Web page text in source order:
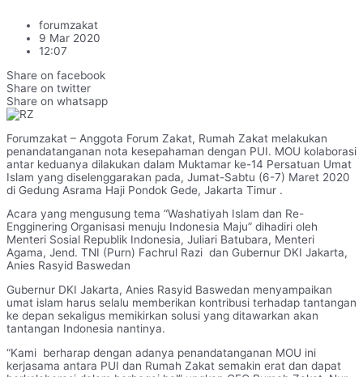
forumzakat
9 Mar 2020
12:07
Share on facebook
Share on twitter
Share on whatsapp
Forumzakat – Anggota Forum Zakat, Rumah Zakat melakukan
penandatanganan nota kesepahaman dengan PUI. MOU kolaborasi
antar keduanya dilakukan dalam Muktamar ke-14 Persatuan Umat
Islam yang diselenggarakan pada, Jumat-Sabtu (6-7) Maret 2020
di Gedung Asrama Haji Pondok Gede, Jakarta Timur .
Acara yang mengusung tema “Washatiyah Islam dan Re-
Engginering Organisasi menuju Indonesia Maju” dihadiri oleh
Menteri Sosial Republik Indonesia, Juliari Batubara, Menteri
Agama, Jend. TNI (Purn) Fachrul Razi dan Gubernur DKI Jakarta,
Anies Rasyid Baswedan
Gubernur DKI Jakarta, Anies Rasyid Baswedan menyampaikan
umat islam harus selalu memberikan kontribusi terhadap tantangan
ke depan sekaligus memikirkan solusi yang ditawarkan akan
tantangan Indonesia nantinya.
“Kami berharap dengan adanya penandatanganan MOU ini
kerjasama antara PUI dan Rumah Zakat semakin erat dan dapat